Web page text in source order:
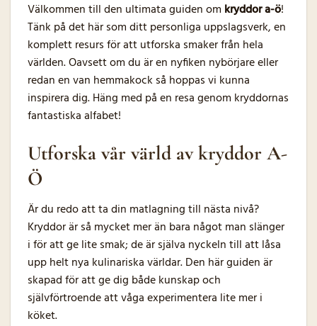
Välkommen till den ultimata guiden om kryddor a-ö!
Tänk på det här som ditt personliga uppslagsverk, en
komplett resurs för att utforska smaker från hela
världen. Oavsett om du är en nyfiken nybörjare eller
redan en van hemmakock så hoppas vi kunna
inspirera dig. Häng med på en resa genom kryddornas
fantastiska alfabet!
Utforska vår värld av kryddor A-
Ö
Är du redo att ta din matlagning till nästa nivå?
Kryddor är så mycket mer än bara något man slänger
i för att ge lite smak; de är själva nyckeln till att låsa
upp helt nya kulinariska världar. Den här guiden är
skapad för att ge dig både kunskap och
självförtroende att våga experimentera lite mer i
köket.